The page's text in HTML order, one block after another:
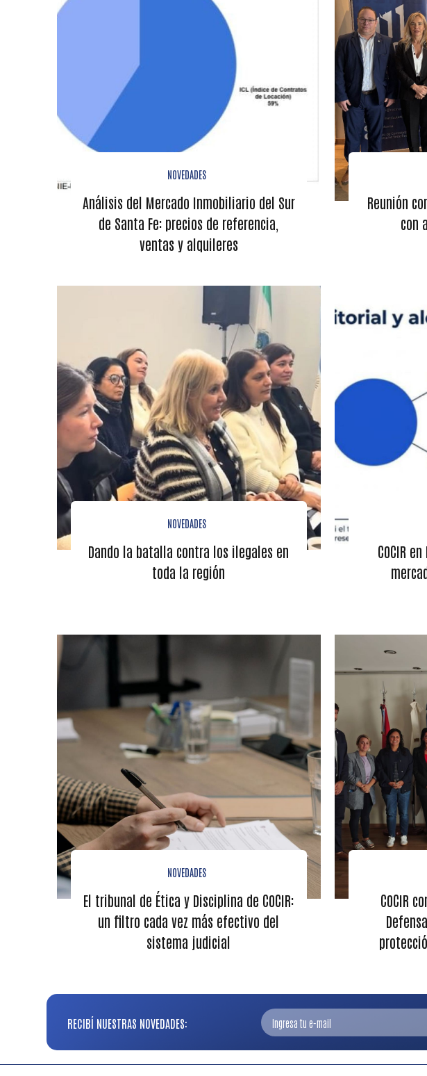
NOVEDADES
Análisis del Mercado Inmobiliario del Sur
de Santa Fe: precios de referencia,
ventas y alquileres
Reunión
con
NOVEDADES
Dando la batalla contra los ilegales en
toda la región
COCIR
NOVEDADES
El tribunal de Ética y Disciplina de COCIR:
un filtro cada vez más efectivo del
sistema judicial
COCIR
RECIBÍ NUESTRAS NOVEDADES: